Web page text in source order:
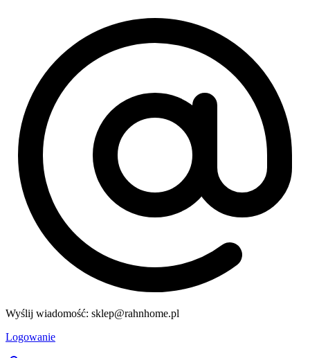
Wyślij wiadomość: sklep@rahnhome.pl
Logowanie